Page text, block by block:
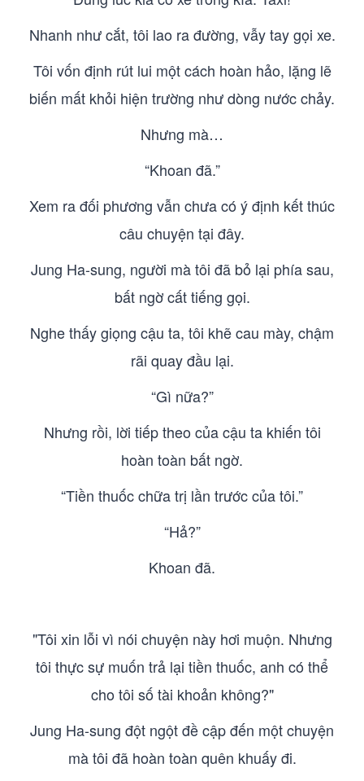
Nhanh như cắt, tôi lao ra đường, vẫy tay gọi xe.
Tôi vốn định rút lui một cách hoàn hảo, lặng lẽ
biến mất khỏi hiện trường như dòng nước chảy.
Nhưng mà…
“Khoan đã.”
Xem ra đối phương vẫn chưa có ý định kết thúc
câu chuyện tại đây.
Jung Ha-sung, người mà tôi đã bỏ lại phía sau,
bất ngờ cất tiếng gọi.
Nghe thấy giọng cậu ta, tôi khẽ cau mày, chậm
rãi quay đầu lại.
“Gì nữa?”
Nhưng rồi, lời tiếp theo của cậu ta khiến tôi
hoàn toàn bất ngờ.
“Tiền thuốc chữa trị lần trước của tôi.”
“Hả?”
Khoan đã.
"Tôi xin lỗi vì nói chuyện này hơi muộn. Nhưng
tôi thực sự muốn trả lại tiền thuốc, anh có thể
cho tôi số tài khoản không?"
Jung Ha-sung đột ngột đề cập đến một chuyện
mà tôi đã hoàn toàn quên khuấy đi.